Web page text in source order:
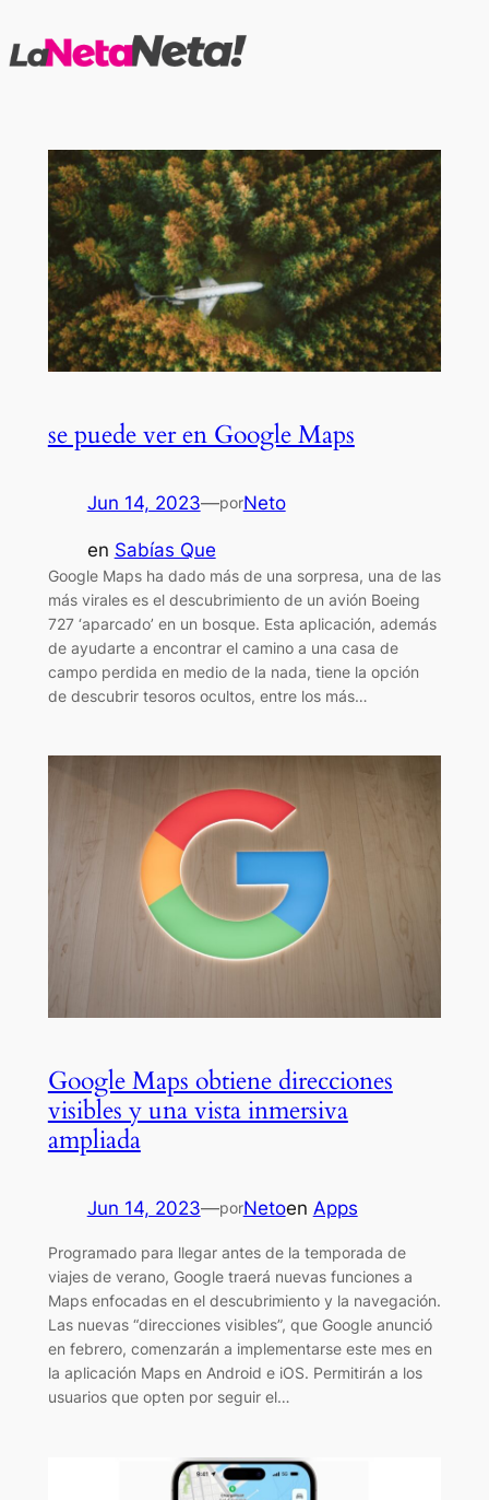
al
se puede ver en Google Maps
Jun 14, 2023—porNeto
en Sabías Que
Google Maps ha dado más de una sorpresa, una de las
más virales es el descubrimiento de un avión Boeing
727 ‘aparcado’ en un bosque. Esta aplicación, además
de ayudarte a encontrar el camino a una casa de
campo perdida en medio de la nada, tiene la opción
de descubrir tesoros ocultos, entre los más…
Google Maps obtiene direcciones
visibles y una vista inmersiva
ampliada
Jun 14, 2023—porNetoen Apps
Programado para llegar antes de la temporada de
viajes de verano, Google traerá nuevas funciones a
Maps enfocadas en el descubrimiento y la navegación.
Las nuevas “direcciones visibles”, que Google anunció
en febrero, comenzarán a implementarse este mes en
la aplicación Maps en Android e iOS. Permitirán a los
usuarios que opten por seguir el…